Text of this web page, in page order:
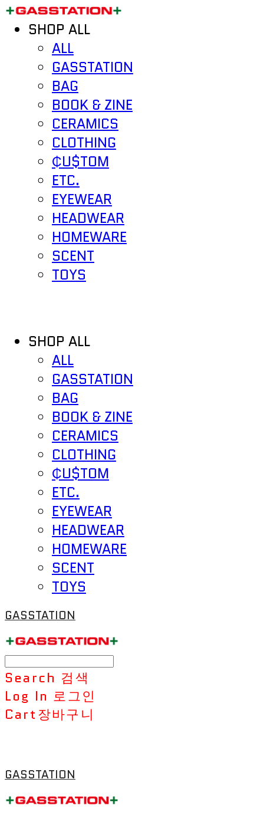
SHOP ALL
ALL
GASSTATION
BAG
BOOK & ZINE
CERAMICS
CLOTHING
₵U$TOM
ETC.
EYEWEAR
HEADWEAR
HOMEWARE
SCENT
TOYS
SHOP ALL
ALL
GASSTATION
BAG
BOOK & ZINE
CERAMICS
CLOTHING
₵U$TOM
ETC.
EYEWEAR
HEADWEAR
HOMEWARE
SCENT
TOYS
GASSTATION
Search 검색
Log In 로그인
Cart장바구니
GASSTATION